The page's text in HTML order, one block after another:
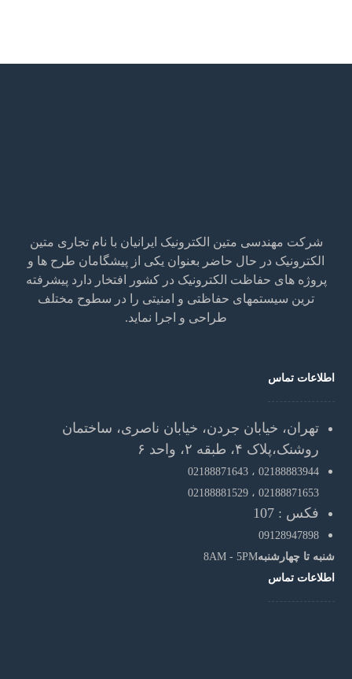
شرکت مهندسی متین الکترونیک ایرانیان با نام تجاری متین
الکترونیک در حال حاضر بعنوان یکی از پیشگامان طرح ها و
پروژه های حفاظت الکترونیک در کشور افتخار دارد پیشرفته
ترین سیستمهای حفاظتی و امنیتی را در سطوح مختلف
طراحی و اجرا نماید.
اطلاعات تماس
تهران، خیابان جردن، خیابان ناصری، ساختمان
روشنک،پلاک ۴، طبقه ۲، واحد ۶
02188883944 ،
02188871643
02188871653 ،
02188881529
فکس : 107
09128947898
شنبه تا چهارشنبه8AM - 5PM
اطلاعات تماس